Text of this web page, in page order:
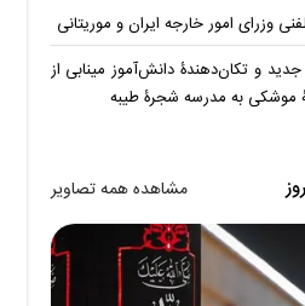
وزرای امور خارجه ایران و موریتانی
و تکان‌دهندۀ دانش‌آموز مینابی از
موشکی به مدرسه شجرۀ طیبه
مشاهده همه تصاویر